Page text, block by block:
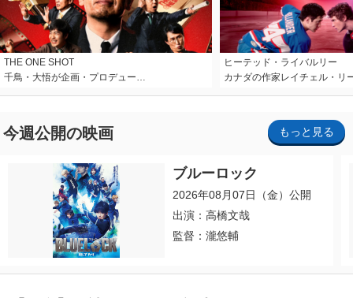
THE ONE SHOT
千鳥・大悟が企画・プロデュー…
ヒーテッド・ライバルリー
カナダの作家レイチェル・リ
今週公開の映画 もっと見る
ブルーロック
2026年08月07日（金）公開
出演：高橋文哉
監督：瀧悠輔